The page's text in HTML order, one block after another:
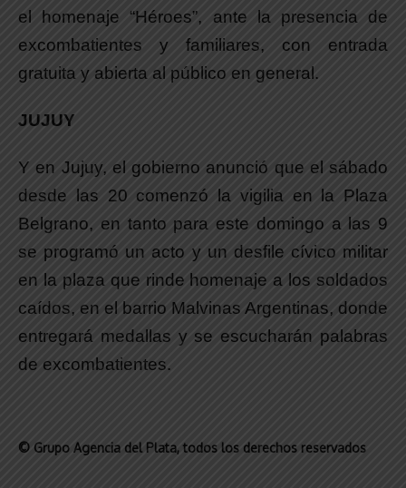
el homenaje “Héroes”, ante la presencia de
excombatientes y familiares, con entrada
gratuita y abierta al público en general.
JUJUY
Y en Jujuy, el gobierno anunció que el sábado
desde las 20 comenzó la vigilia en la Plaza
Belgrano, en tanto para este domingo a las 9
se programó un acto y un desfile cívico militar
en la plaza que rinde homenaje a los soldados
caídos, en el barrio Malvinas Argentinas, donde
entregará medallas y se escucharán palabras
de excombatientes.
© Grupo Agencia del Plata, todos los derechos reservados